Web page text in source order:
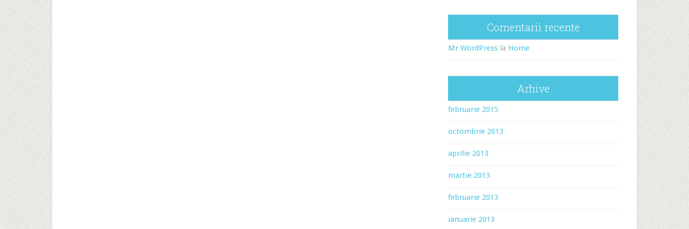
Comentarii recente
Mr WordPress la Home
Arhive
februarie 2015
octombrie 2013
aprilie 2013
martie 2013
februarie 2013
ianuarie 2013